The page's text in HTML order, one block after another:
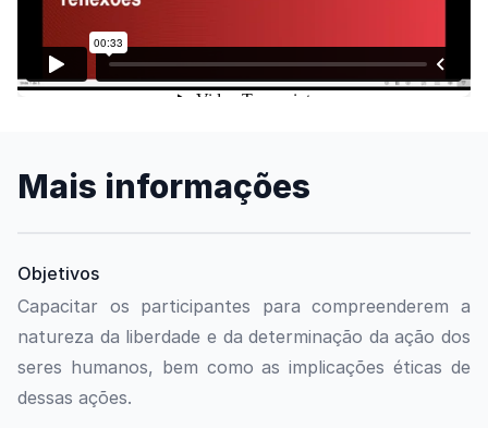
Mais informações
Objetivos
Capacitar os participantes para compreenderem a
natureza da liberdade e da determinação da ação dos
seres humanos, bem como as implicações éticas de
dessas ações.